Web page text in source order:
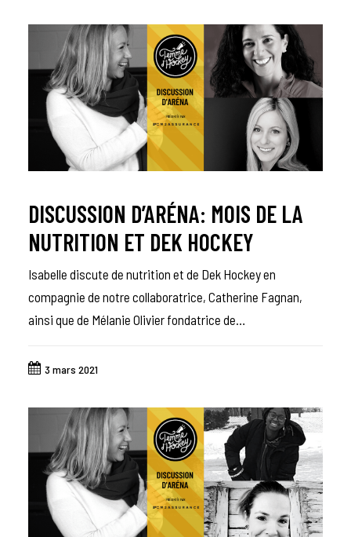
DISCUSSION D’ARÉNA: MOIS DE LA
NUTRITION ET DEK HOCKEY
Isabelle discute de nutrition et de Dek Hockey en
compagnie de notre collaboratrice, Catherine Fagnan,
ainsi que de Mélanie Olivier fondatrice de…
3 mars 2021